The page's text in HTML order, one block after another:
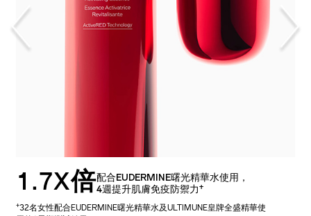
1.7X倍配合EUDERMINE曙光精華水使用，
4週提升肌膚免疫防禦力+
+32名女性配合EUDERMINE曙光精華水及ULTIMUNE皇牌全盛精華使
2X倍配合EUDERMINE曙光精華水及VITAL
PERFECTION極上紅花緊緻面霜使用，